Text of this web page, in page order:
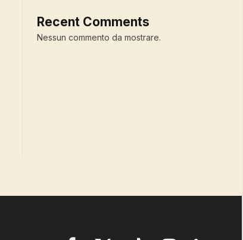
Recent Comments
Nessun commento da mostrare.